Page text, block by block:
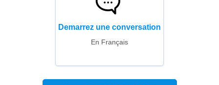
Demarrez une conversation
En Français